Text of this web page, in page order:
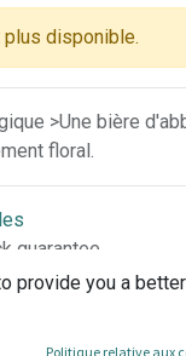
disponible.
>Une bière
floral.
guarantee
Days
provide you a
Politique relative aux